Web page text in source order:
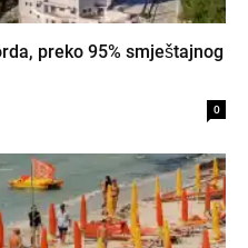
preko 95% smještajnog
0